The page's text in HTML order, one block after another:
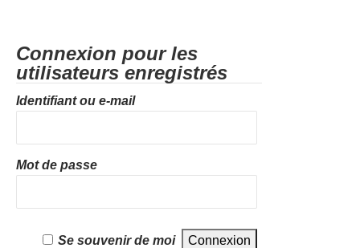
Votre projet
Espace clients
Espace collaborateurs
Bordeaux
Connexion pour les
utilisateurs enregistrés
Identifiant ou e-mail
Mot de passe
Se souvenir de moi